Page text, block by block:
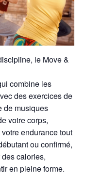
le Move &
combine les
des exercices de
de musiques
votre corps,
endurance tout
ou confirmé,
calories,
en pleine forme.